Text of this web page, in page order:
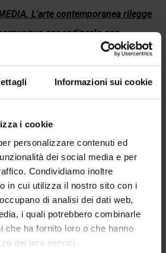
Informazioni sui cookie
i cookie
personalizzare contenuti ed
dei social media e per
Condividiamo inoltre
in cui utilizza il nostro sito con i
di analisi dei dati web,
i quali potrebbero combinarle
che ha fornito loro o che hanno
dei loro servizi.
L'arte contemporanea rilegge
preordinarla ora.
recensioni.
“Canto XXXII del Paradiso”
to login and review this product)